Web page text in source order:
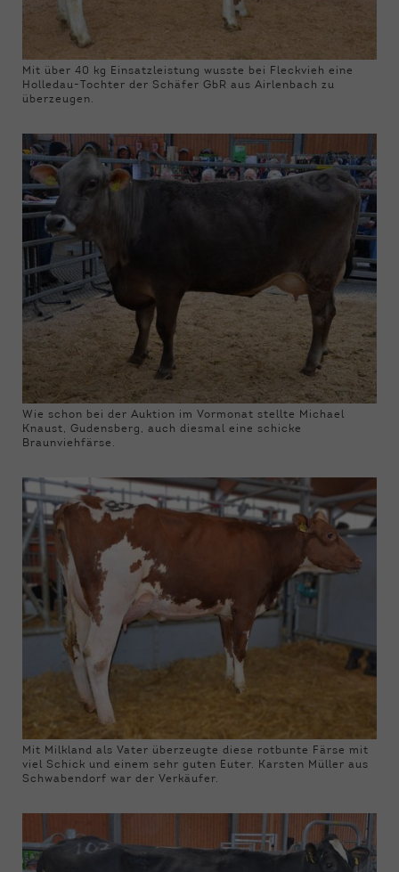
Mit über 40 kg Einsatzleistung wusste bei Fleckvieh eine
Holledau-Tochter der Schäfer GbR aus Airlenbach zu
überzeugen.
Wie schon bei der Auktion im Vormonat stellte Michael
Knaust, Gudensberg, auch diesmal eine schicke
Braunviehfärse.
Mit Milkland als Vater überzeugte diese rotbunte Färse mit
viel Schick und einem sehr guten Euter. Karsten Müller aus
Schwabendorf war der Verkäufer.